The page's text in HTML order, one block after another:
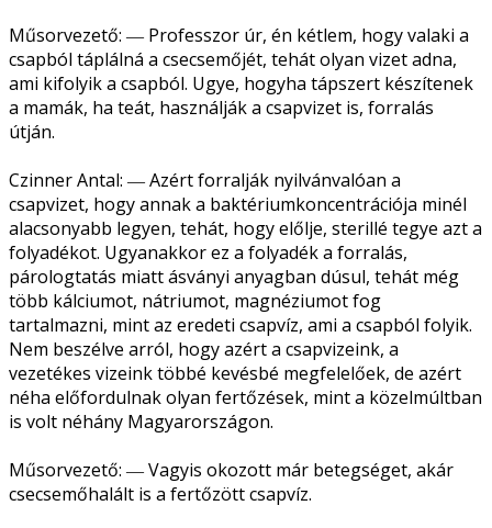
Műsorvezető: ― Professzor úr, én kétlem, hogy valaki a
csapból táplálná a csecsemőjét, tehát olyan vizet adna,
ami kifolyik a csapból. Ugye, hogyha tápszert készítenek
a mamák, ha teát, használják a csapvizet is, forralás
útján.
Czinner Antal: ― Azért forralják nyilvánvalóan a
csapvizet, hogy annak a baktériumkoncentrációja minél
alacsonyabb legyen, tehát, hogy előlje, sterillé tegye azt a
folyadékot. Ugyanakkor ez a folyadék a forralás,
párologtatás miatt ásványi anyagban dúsul, tehát még
több kálciumot, nátriumot, magnéziumot fog
tartalmazni, mint az eredeti csapvíz, ami a csapból folyik.
Nem beszélve arról, hogy azért a csapvizeink, a
vezetékes vizeink többé kevésbé megfelelőek, de azért
néha előfordulnak olyan fertőzések, mint a közelmúltban
is volt néhány Magyarországon.
Műsorvezető: ― Vagyis okozott már betegséget, akár
csecsemőhalált is a fertőzött csapvíz.